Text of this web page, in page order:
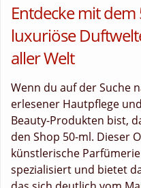
Entdecke mit
luxuriöse
aller Welt
Wenn du auf der Suche
erlesener Hautpflege
Beauty-Produkten bist,
den Shop 50-ml. Dieser
künstlerische
spezialisiert und bietet